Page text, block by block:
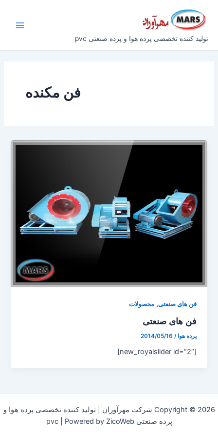
محتوا
تولید کننده تخصصی پرده هوا و پرده صنعتی pvc
فن مکنده
فن های صنعتی,محصولات
فن های صنعتی
پرده هوا/
2014/05/16
[new_royalslider id=”2″]
Copyright © 2026 شرکت مهرآوران | تولید کننده تخصصی پرده هوا و
پرده صنعتی pvc | Powered by ZicoWeb